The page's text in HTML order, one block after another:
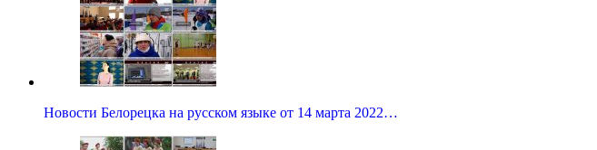
Новости Белорецка на русском языке от 14 марта 2022…